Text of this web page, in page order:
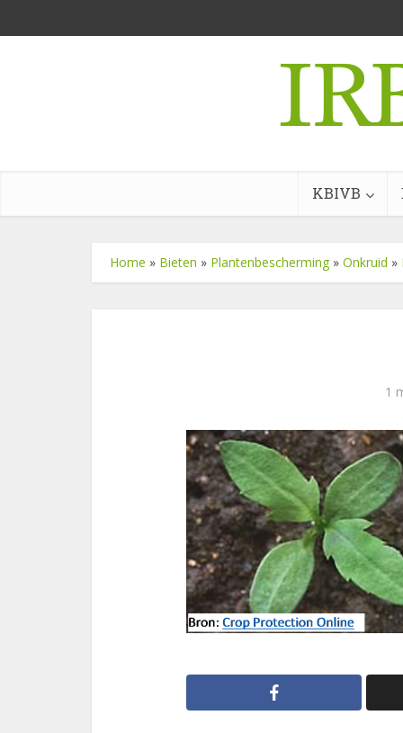
KBIVB
Home » Bieten » Plantenbescherming » Onkruid »
1